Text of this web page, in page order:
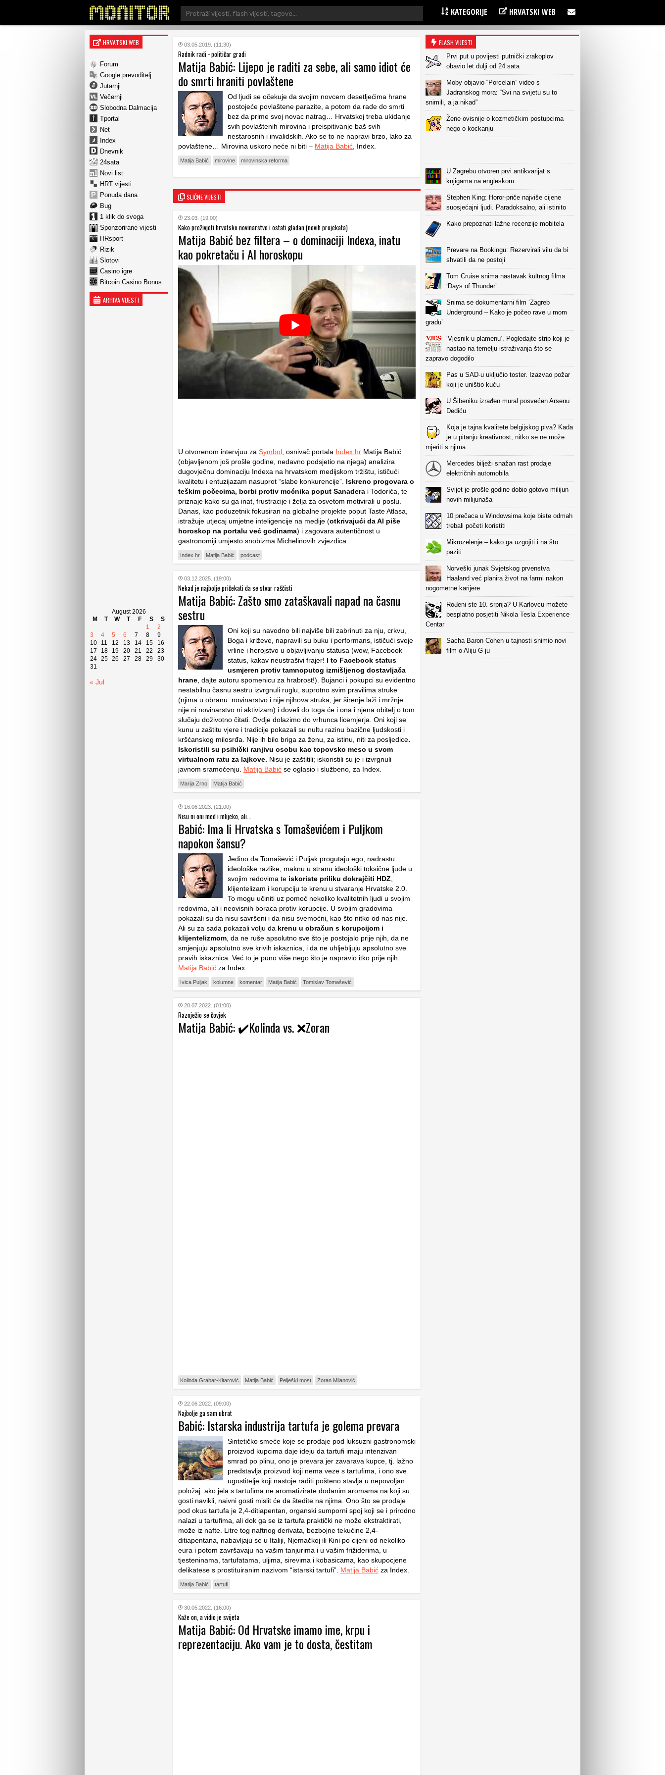
Search
for:
KATEGORIJE HRVATSKI WEB
HRVATSKI WEB
Forum
Google prevoditelj
Jutarnji
Večernji
Slobodna Dalmacija
Tportal
Net
Index
Dnevnik
24sata
Novi list
HRT vijesti
Ponuda dana
Bug
1 klik do svega
Sponzorirane vijesti
HRsport
Rizik
Slotovi
Casino igre
Bitcoin Casino Bonus
ARHIVA VIJESTI
August 2026
M
T W T F S
S
1
2
3
4 5 6 7 8
9
10
11 12 13 14 15
16
17
18 19 20 21 22
23
24 25 26 27 28 29
30
31
« Jul
03.05.2019. (11:30)
Radnik radi - političar gradi
Matija Babić: Lijepo je raditi za sebe, ali samo idiot će
do smrti hraniti povlaštene
Od ljudi se očekuje da svojim novcem desetljećima hrane
postojeće povlaštene parazite, a potom da rade do smrti
bez da prime svoj novac natrag… Hrvatskoj treba ukidanje
svih povlaštenih mirovina i preispitivanje baš svih
nestarosnih i invalidskih. Ako se to ne napravi brzo, lako za
povlaštene… Mirovina uskoro neće ni biti – Matija Babić , Index.
Matija Babić mirovine mirovinska reforma
SLIČNE VIJESTI
23.03. (19:00)
Kako preživjeti hrvatsko novinarstvo i ostati gladan (novih projekata)
Matija Babić bez filtera – o dominaciji Indexa, inatu
kao pokretaču i AI horoskopu
U otvorenom intervjuu za Symbol , osnivač portala Index.hr Matija Babić
(objavljenom još prošle godine, nedavno podsjetio na njega) analizira
dugovječnu dominaciju Indexa na hrvatskom medijskom tržištu, ističući
kvalitetu i entuzijazam nasuprot “slabe konkurencije”. Iskreno progovara o
teškim počecima, borbi protiv moćnika poput Sanadera i Todorića, te
priznaje kako su ga inat, frustracije i želja za osvetom motivirali u poslu.
Danas, kao poduzetnik fokusiran na globalne projekte poput Taste Atlasa
istražuje utjecaj umjetne inteligencije na medije (otkrivajući da AI piše
horoskop na portalu već godinama) i zagovara autentičnost u
gastronomiji umjesto snobizma Michelinovih zvjezdica.
Index.hr Matija Babić podcast
03.12.2025. (19:00)
Nekad je najbolje pričekati da se stvar raščisti
Matija Babić: Zašto smo zataškavali napad na časnu
sestru
Oni koji su navodno bili najviše bili zabrinuti za nju, crkvu,
Boga i križeve, napravili su buku i performans, ističući svoje
vrline i herojstvo u objavljivanju statusa (wow, Facebook
status, kakav neustrašivi frajer! I to Facebook status
usmjeren protiv tamnoputog izmišljenog dostavljača
hrane , dajte autoru spomenicu za hrabrost!). Bujanci i pokupci su evidentno
nestabilnu časnu sestru izvrgnuli ruglu, suprotno svim pravilima struke
(njima u obranu: novinarstvo i nije njihova struka, jer širenje laži i mržnje
nije ni novinarstvo ni aktivizam) i doveli do toga će i ona i njena obitelj o tom
slučaju doživotno čitati. Ovdje dolazimo do vrhunca licemjerja. Oni koji se
kunu u zaštitu vjere i tradicije pokazali su nultu razinu bazične ljudskosti i
kršćanskog milosrđa. Nije ih bilo briga za ženu, za istinu, niti za posljedice.
Iskoristili su psihički ranjivu osobu kao topovsko meso u svom
virtualnom ratu za lajkove. Nisu je zaštitili; iskoristili su je i izvrgnuli
javnom sramoćenju. Matija Babić se oglasio i službeno, za Index.
Marija Zrno Matija Babić
16.06.2023. (21:00)
Nisu ni oni med i mlijeko, ali...
Babić: Ima li Hrvatska s Tomaševićem i Puljkom
napokon šansu?
Jedino da Tomašević i Puljak progutaju ego, nadrastu
ideološke razlike, maknu u stranu ideološki toksične ljude u
svojim redovima te iskoriste priliku dokrajčiti HDZ
klijentelizam i korupciju te krenu u stvaranje Hrvatske 2.0.
To mogu učiniti uz pomoć nekoliko kvalitetnih ljudi u svojim
redovima, ali i neovisnih boraca protiv korupcije. U svojim gradovima
pokazali su da nisu savršeni i da nisu svemoćni, kao što nitko od nas nije.
Ali su za sada pokazali volju da krenu u obračun s korupcijom i
klijentelizmom , da ne ruše apsolutno sve što je postojalo prije njih, da ne
smjenjuju apsolutno sve krivih iskaznica, i da ne uhljebljuju apsolutno sve
pravih iskaznica. Već to je puno više nego što je napravio itko prije njih.
Matija Babić za Index.
Ivica Puljak kolumne komentar Matija Babić Tomislav Tomašević
28.07.2022. (01:00)
Raznježio se čovjek
Matija Babić: ✔️Kolinda vs. ❌Zoran
Kolinda Grabar-Kitarović Matija Babić Pelješki most Zoran Milanović
22.06.2022. (09:00)
Najbolje ga sam ubrat
Babić: Istarska industrija tartufa je golema prevara
Sintetičko smeće koje se prodaje pod luksuzni gastronomski
proizvod kupcima daje ideju da tartufi imaju intenzivan
smrad po plinu, ono je prevara jer zavarava kupce, tj. lažno
predstavlja proizvod koji nema veze s tartufima, i ono sve
ugostitelje koji nastoje raditi pošteno stavlja u nepovoljan
položaj: ako jela s tartufima ne aromatizirate dodanim aromama na koji su
gosti navikli, naivni gosti mislit će da štedite na njima. Ono što se prodaje
pod okus tartufa je 2,4-ditiapentan, organski sumporni spoj koji se i prirodno
nalazi u tartufima, ali dok ga se iz tartufa praktički ne može ekstraktirati,
može iz nafte. Litre tog naftnog derivata, bezbojne tekućine 2,4-
ditiapentana, nabavljaju se u Italiji, Njemačkoj ili Kini po cijeni od nekoliko
eura i potom završavaju na vašim tanjurima i u vašim frižiderima, u
tjesteninama, tartufatama, uljima, sirevima i kobasicama, kao skupocjene
delikatese s prostituiranim nazivom “istarski tartufi”. Matija Babić za Index.
Matija Babić tartufi
30.05.2022. (16:00)
Kaže on, a vidio je svijeta
Matija Babić: Od Hrvatske imamo ime, krpu i
reprezentaciju. Ako vam je to dosta, čestitam
FLASH VIJESTI
Prvi put u povijesti putnički zrakoplov
obavio let dulji od 24 sata
Moby objavio “Porcelain” video s
Jadranskog mora: “Svi na svijetu su to
snimili, a ja nikad”
Žene ovisnije o kozmetičkim postupcima
nego o kockanju
U Zagrebu otvoren prvi antikvarijat s
knjigama na engleskom
Stephen King: Horor-priče najviše cijene
suosjećajni ljudi. Paradoksalno, ali istinito
Kako prepoznati lažne recenzije mobitela
Prevare na Bookingu: Rezervirali vilu da bi
shvatili da ne postoji
Tom Cruise snima nastavak kultnog filma
‘Days of Thunder’
Snima se dokumentarni film ‘Zagreb
Underground – Kako je počeo rave u mom
gradu’
‘Vjesnik u plamenu‘. Pogledajte strip koji je
nastao na temelju istraživanja što se
zapravo dogodilo
Pas u SAD-u uključio toster. Izazvao požar
koji je uništio kuću
U Šibeniku izrađen mural posvećen Arsenu
Dediću
Koja je tajna kvalitete belgijskog piva? Kada
je u pitanju kreativnost, nitko se ne može
mjeriti s njima
Mercedes bilježi snažan rast prodaje
električnih automobila
Svijet je prošle godine dobio gotovo milijun
novih milijunaša
10 prečaca u Windowsima koje biste odmah
trebali početi koristiti
Mikrozelenje – kako ga uzgojiti i na što
paziti
Norveški junak Svjetskog prvenstva
Haaland već planira život na farmi nakon
nogometne karijere
Rođeni ste 10. srpnja? U Karlovcu možete
besplatno posjetiti Nikola Tesla Experience
Centar
Sacha Baron Cohen u tajnosti snimio novi
film o Aliju G-ju